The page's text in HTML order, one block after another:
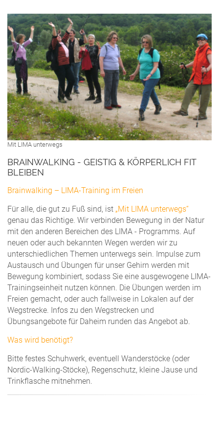
Mit LIMA unterwegs
BRAINWALKING - GEISTIG & KÖRPERLICH FIT
BLEIBEN
Brainwalking – LIMA-Training im Freien
Für alle, die gut zu Fuß sind, ist „Mit LIMA unterwegs“
genau das Richtige. Wir verbinden Bewegung in der Natur
mit den anderen Bereichen des LIMA - Programms. Auf
neuen oder auch bekannten Wegen werden wir zu
unterschiedlichen Themen unterwegs sein. Impulse zum
Austausch und Übungen für unser Gehirn werden mit
Bewegung kombiniert, sodass Sie eine ausgewogene LIMA-
Trainingseinheit nutzen können. Die Übungen werden im
Freien gemacht, oder auch fallweise in Lokalen auf der
Wegstrecke. Infos zu den Wegstrecken und
Übungsangebote für Daheim runden das Angebot ab.
Was wird benötigt?
Bitte festes Schuhwerk, eventuell Wanderstöcke (oder
Nordic-Walking-Stöcke), Regenschutz, kleine Jause und
Trinkflasche mitnehmen.